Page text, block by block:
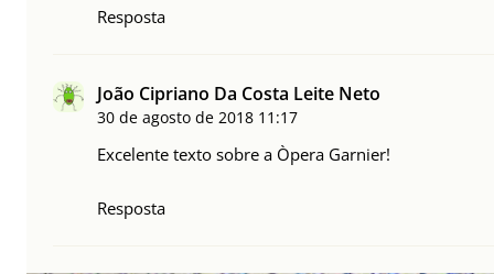
Resposta
João Cipriano Da Costa Leite Neto
30 de agosto de 2018 11:17
Excelente texto sobre a Òpera Garnier!
Resposta